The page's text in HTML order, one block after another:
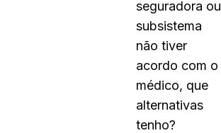
seguradora ou
subsistema
não tiver
acordo com o
médico, que
alternativas
tenho?